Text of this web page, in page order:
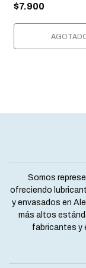
$7.900
Somos
ofreciendo
y envasados en
más altos
fabricantes y